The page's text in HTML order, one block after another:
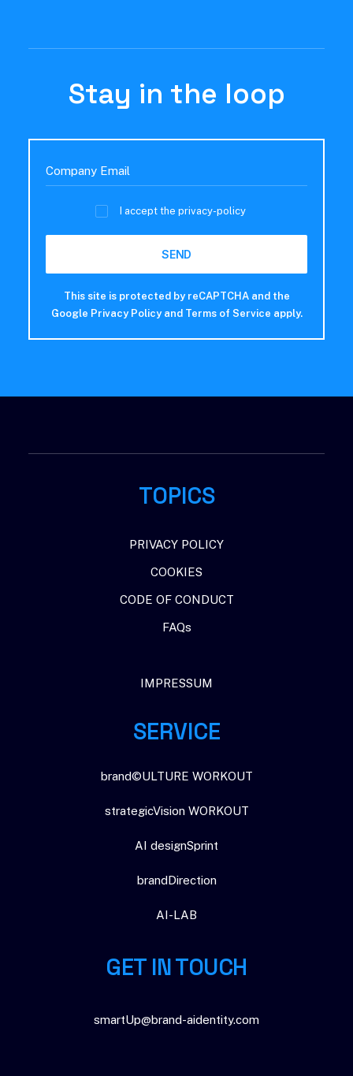
Stay in the loop
I accept theprivacy-policy
This site is protected by reCAPTCHA and the
Google Privacy Policyand Terms of Service apply.
TOPICS
PRIVACY POLICY
COOKIES
CODE OF CONDUCT
FAQs
IMPRESSUM
SERVICE
brand©ULTURE WORKOUT
strategicVision WORKOUT
AI designSprint
brandDirection
AI-LAB
GET IN TOUCH
smartUp@brand-aidentity.com